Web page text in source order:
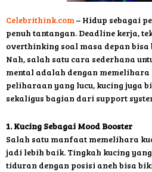
Celebrithink.com – Hidup sebagai
penuh tantangan. Deadline kerja,
overthinking soal masa depan bisa
Nah, salah satu cara sederhana
mental adalah dengan
peliharaan yang lucu, kucing juga
sekaligus bagian dari support
1. Kucing Sebagai Mood Booster
Salah satu manfaat memelihara
jadi lebih baik. Tingkah kucing
tiduran dengan posisi aneh bisa